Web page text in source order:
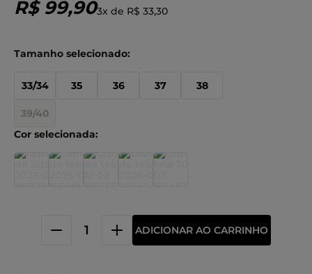
R$ 99,903x de R$ 33,30
33/34 35 36 37 38
39/40
ADICIONAR AO CARRINHO